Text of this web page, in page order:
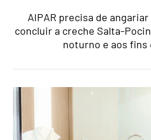
AIPAR precisa de
concluir a creche Salta-
noturno e aos fins